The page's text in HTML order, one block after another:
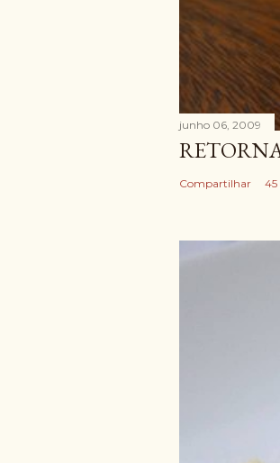
junho 06, 2009
Compartilhar 45